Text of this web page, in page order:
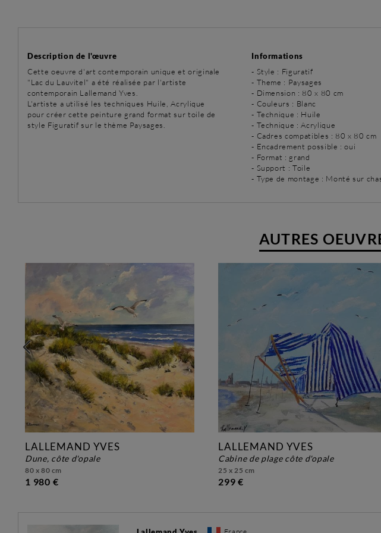
Description de l'œuvre
Cette oeuvre d'art contemporain unique et originale
"Lac du Lauvitel" a été réalisée par l'artiste
contemporain Lallemand Yves.
L'artiste a utilisé les techniques Huile, Acrylique
pour créer cette peinture grand format sur toile de
style Figuratif sur le thème Paysages.
Informations
- Style : Figuratif
- Theme : Paysages
- Dimension : 80 x 80 cm
- Couleurs : Blanc
- Technique : Huile
- Technique : Acrylique
- Cadres compatibles : 80 x 80 cm
- Encadrement possible : oui
- Format : grand
- Support : Toile
- Type de montage : Monté sur
AUTRES
LALLEMAND YVES
dune, côte d'opale
80 x 80 cm
1 980 €
LALLEMAND YVES
cabine de plage côte d'opale
25 x 25 cm
299 €